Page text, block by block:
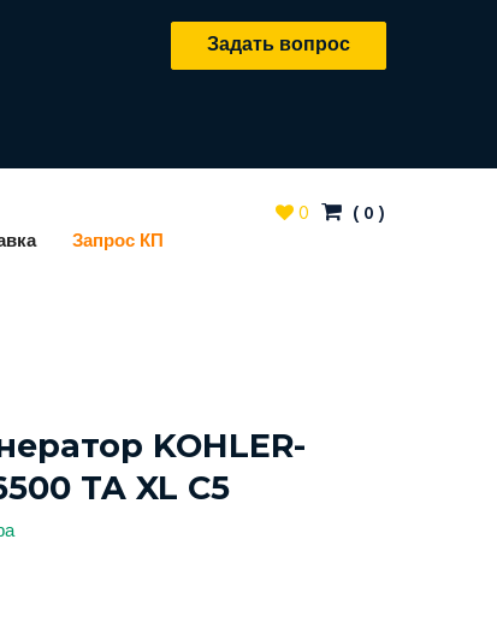
Задать вопрос
Запрос КП
0 ( 0)
KOHLER-
TA XL C5